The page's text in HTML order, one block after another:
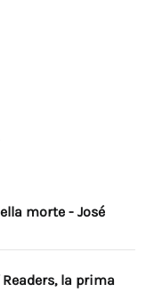
morte - José
la prima